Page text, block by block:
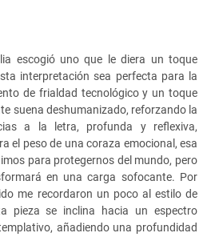
escogió uno que le diera un toque
interpretación sea perfecta para la
de frialdad tecnológico y un toque
suena deshumanizado, reforzando la
a la letra, profunda y reflexiva,
el peso de una coraza emocional, esa
para protegernos del mundo, pero
en una carga sofocante. Por
me recordaron un poco al estilo de
pieza se inclina hacia un espectro
añadiendo una profundidad